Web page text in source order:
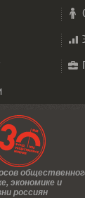
экономике и
россиян